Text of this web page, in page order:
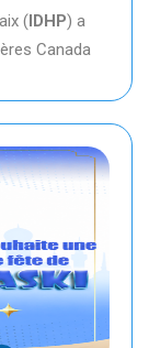
(IDHP) a
Canada